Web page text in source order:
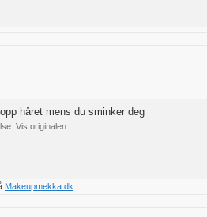
håret mens du sminker deg
Vis originalen.
Makeupmekka.dk